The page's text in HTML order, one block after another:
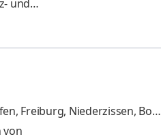
und
Freiburg, Niederzissen, Bonn
von